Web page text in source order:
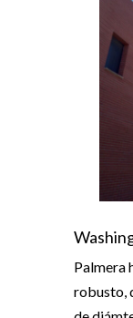
Palmera
robusto,